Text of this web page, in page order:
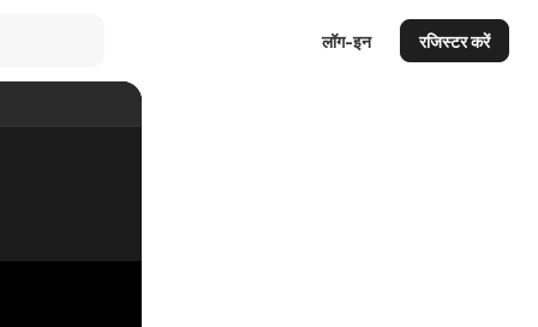
लॉग-इन रजिस्टर करें